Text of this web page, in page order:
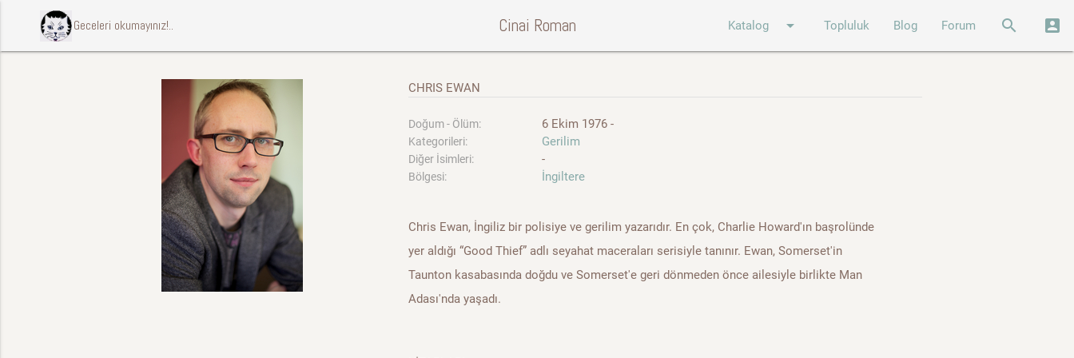
ccccci Geceleri okumayınız!.. Cinai Roman Katalog arrow_drop_down Topluluk Blog Forum search account_box
CHRIS EWAN
Doğum - Ölüm: 6 Ekim 1976 -
Kategorileri: Gerilim
Diğer İsimleri: -
Bölgesi: İngiltere
Chris Ewan, İngiliz bir polisiye ve gerilim yazarıdır. En çok, Charlie Howard'ın başrolünde
yer aldığı “Good Thief” adlı seyahat maceraları serisiyle tanınır. Ewan, Somerset'in
Taunton kasabasında doğdu ve Somerset'e geri dönmeden önce ailesiyle birlikte Man
Adası'nda yaşadı.